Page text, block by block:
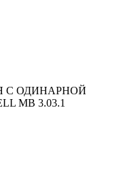
С ОДИНАРНОЙ
MB 3.03.1